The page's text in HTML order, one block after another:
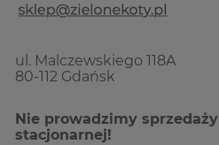
ul. Malczewskiego 118A
80-112 Gdańsk
Nie prowadzimy sprzedaży
stacjonarnej!